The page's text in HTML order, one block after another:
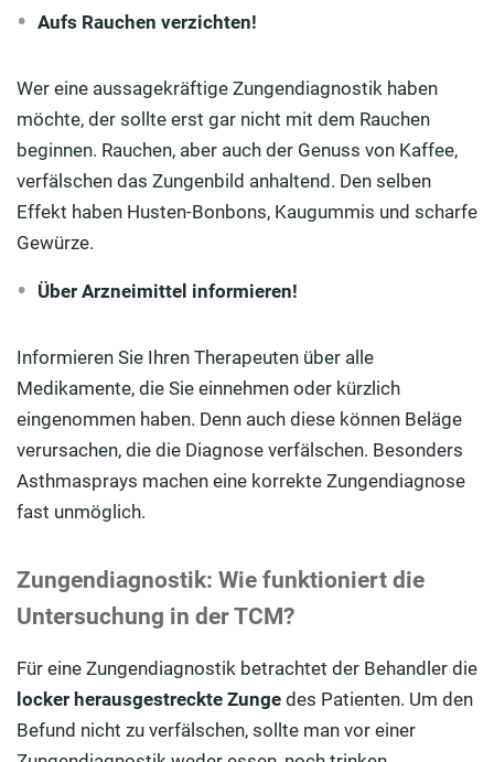
Aufs Rauchen verzichten!
Wer eine aussagekräftige Zungendiagnostik haben
möchte, der sollte erst gar nicht mit dem Rauchen
beginnen. Rauchen, aber auch der Genuss von Kaffee,
verfälschen das Zungenbild anhaltend. Den selben
Effekt haben Husten-Bonbons, Kaugummis und scharfe
Gewürze.
Über Arzneimittel informieren!
Informieren Sie Ihren Therapeuten über alle
Medikamente, die Sie einnehmen oder kürzlich
eingenommen haben. Denn auch diese können Beläge
verursachen, die die Diagnose verfälschen. Besonders
Asthmasprays machen eine korrekte Zungendiagnose
fast unmöglich.
Zungendiagnostik: Wie funktioniert die
Untersuchung in der TCM?
Für eine Zungendiagnostik betrachtet der Behandler die
locker herausgestreckte Zunge des Patienten. Um den
Befund nicht zu verfälschen, sollte man vor einer